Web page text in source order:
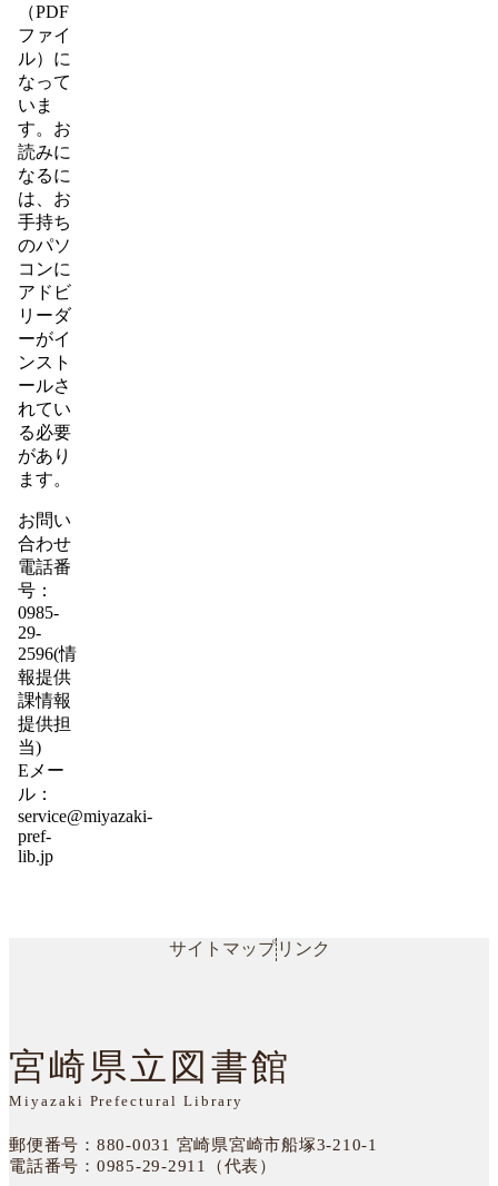
（PDF
ファイ
ル）に
なって
いま
す。お
読みに
なるに
は、お
手持ち
のパソ
コンに
アドビ
リーダ
ーがイ
ンスト
ールさ
れてい
る必要
があり
ます。
お問い
合わせ
電話番
号：
0985-
29-
2596(情
報提供
課情報
提供担
当)
Eメー
ル：
service@miyazaki-
pref-
lib.jp
サイトマップリンク
宮崎県立図書館
Miyazaki Prefectural Library
郵便番号：880-0031 宮崎県宮崎市船塚3-210-1
電話番号： 0985-29-2911（代表）